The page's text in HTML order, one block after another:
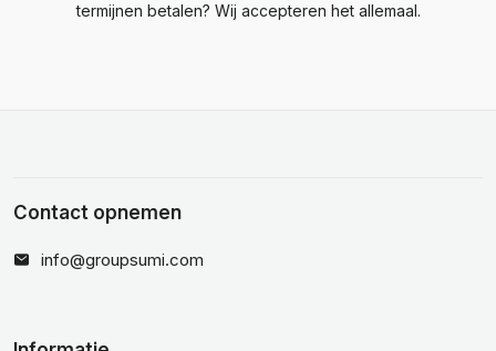
termijnen betalen? Wij accepteren het allemaal.
Contact opnemen
info@groupsumi.com